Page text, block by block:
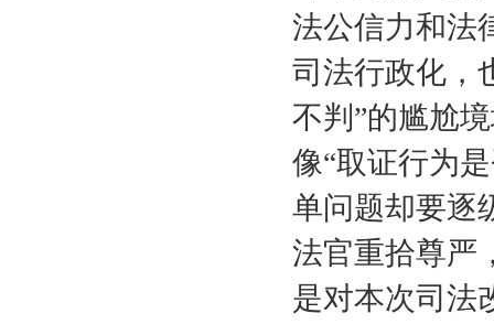
法公信力和法
司法行政化，
不判”的尴尬
像“取证行为
单问题却要逐
法官重拾尊严
是对本次司法